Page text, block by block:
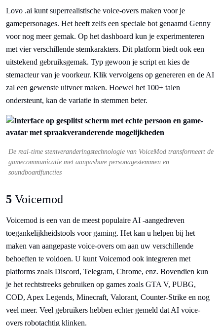
Lovo .ai kunt superrealistische voice-overs maken voor je
gamepersonages. Het heeft zelfs een speciale bot genaamd Genny
voor nog meer gemak. Op het dashboard kun je experimenteren
met vier verschillende stemkarakters. Dit platform biedt ook een
uitstekend gebruiksgemak. Typ gewoon je script en kies de
stemacteur van je voorkeur. Klik vervolgens op genereren en de AI
zal een gewenste uitvoer maken. Hoewel het 100+ talen
ondersteunt, kan de variatie in stemmen beter.
De real-time stemveranderingstechnologie van VoiceMod transformeert de
gamecommunicatie met aanpasbare personagestemmen en
soundboardfuncties
5 Voicemod
Voicemod is een van de meest populaire AI -aangedreven
toegankelijkheidstools voor gaming. Het kan u helpen bij het
maken van aangepaste voice-overs om aan uw verschillende
behoeften te voldoen. U kunt Voicemod ook integreren met
platforms zoals Discord, Telegram, Chrome, enz. Bovendien kun
je het rechtstreeks gebruiken op games zoals GTA V, PUBG,
COD, Apex Legends, Minecraft, Valorant, Counter-Strike en nog
veel meer. Veel gebruikers hebben echter gemeld dat AI voice-
overs robotachtig klinken.